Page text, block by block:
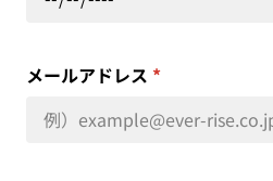
メールアドレス *